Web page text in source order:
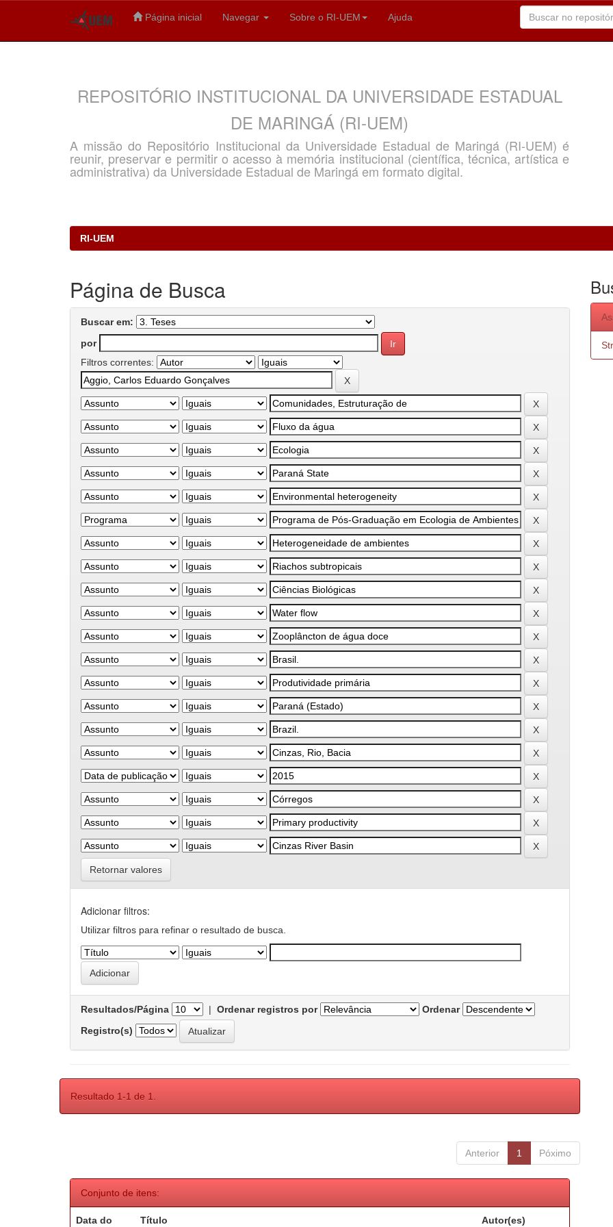
Página inicial Navegar Sobre o RI-UEM Ajuda
REPOSITÓRIO INSTITUCIONAL DA UNIVERSIDADE ESTADUAL
DE MARINGÁ (RI-UEM)
A missão do Repositório Institucional da Universidade Estadual de Maringá (RI-UEM) é
reunir, preservar e permitir o acesso à memória institucional (científica, técnica, artística e
administrativa) da Universidade Estadual de Maringá em formato digital.
RI-UEM
Página de Busca
Buscar em:
por
Filtros correntes:
Retornar valores
Adicionar filtros:
Utilizar filtros para refinar o resultado de busca.
Resultados/Página | Ordenar registros por
Ordenar
Registro(s)
Resultado 1-1 de 1.
Anterior 1 Póximo
Conjunto de itens:
Data do Título Autor(es)